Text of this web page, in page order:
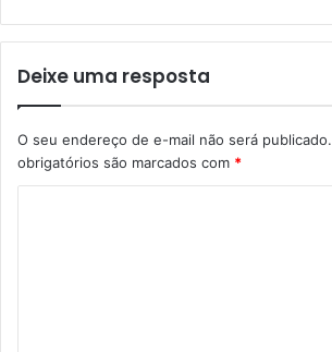
Deixe uma resposta
O seu endereço de e-mail não será publicado.
obrigatórios são marcados com *